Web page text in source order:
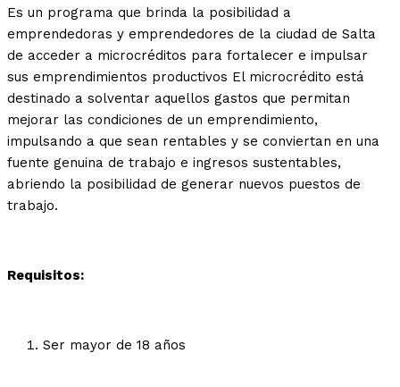
Es un programa que brinda la posibilidad a
emprendedoras y emprendedores de la ciudad de Salta
de acceder a microcréditos para fortalecer e impulsar
sus emprendimientos productivos El microcrédito está
destinado a solventar aquellos gastos que permitan
mejorar las condiciones de un emprendimiento,
impulsando a que sean rentables y se conviertan en una
fuente genuina de trabajo e ingresos sustentables,
abriendo la posibilidad de generar nuevos puestos de
trabajo.
Requisitos:
Ser mayor de 18 años